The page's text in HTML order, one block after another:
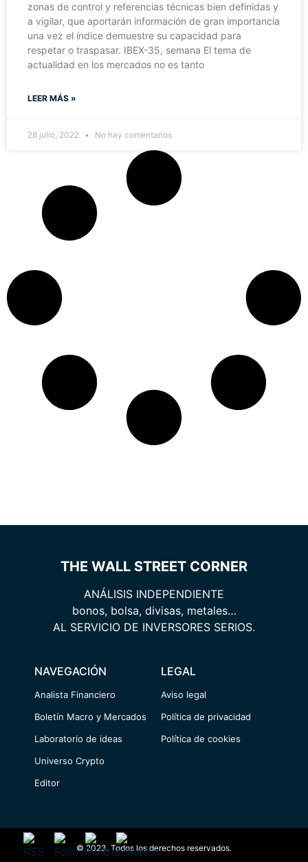
zonas de control y referencias técnicas bien definidas y
a vigilar, que aportarán información de gran importancia
una vez el índice demuestre su capacidad para
respetar o traspasar. IBEX-35, semana El tema de
actualidad en los mercados no es tanto
LEER MÁS »
28 julio, 2022 No hay comentarios
THE WALL STREET CORNER
ANÁLISIS INDEPENDIENTE
bonos, bolsa, divisas, metales…
AL SERVICIO DE INVERSORES SERIOS.
NAVEGACIÓN
Analista Financiero
Boletín Macro y Mercados
Laboratorio de ideas
Universo Crypto
Editor
LEGAL
Aviso legal
Política de privacidad
Política de cookies
© 2023. Todos los derechos reservados.